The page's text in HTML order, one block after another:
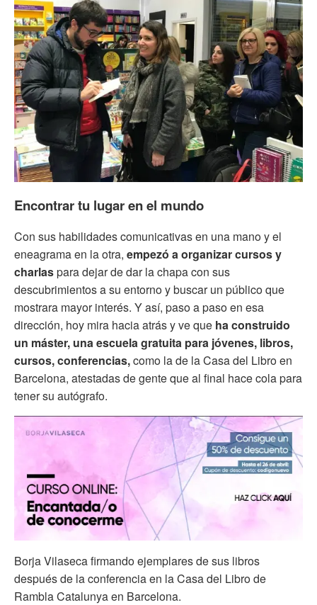
Encontrar tu lugar en el mundo
Con sus habilidades comunicativas en una mano y el
eneagrama en la otra, empezó a organizar cursos y
charlaspara dejar de dar la chapa con sus
descubrimientos a su entorno y buscar un público que
mostrara mayor interés. Y así, paso a paso en esa
dirección, hoy mira hacia atrás y ve que ha construido
un máster, una escuela gratuita para jóvenes, libros,
cursos, conferencias,como la de la Casa del Libro en
Barcelona, atestadas de gente que al final hace cola para
tener su autógrafo.
Borja Vilaseca firmando ejemplares de sus libros
después de la conferencia en la Casa del Libro de
Rambla Catalunya en Barcelona.